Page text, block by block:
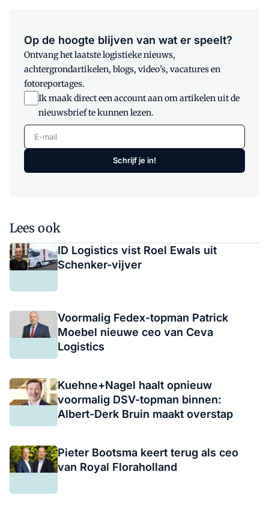
Op de hoogte blijven van wat er speelt?
Ontvang het laatste logistieke nieuws,
achtergrondartikelen, blogs, video’s, vacatures en
fotoreportages.
Ik maak direct een account aan om artikelen uit de
nieuwsbrief te kunnen lezen.
E-mail
Schrijf je in!
Lees ook
ID Logistics vist Roel Ewals uit
Schenker-vijver
Voormalig Fedex-topman Patrick
Moebel nieuwe ceo van Ceva
Logistics
Kuehne+Nagel haalt opnieuw
voormalig DSV-topman binnen:
Albert-Derk Bruin maakt overstap
Pieter Bootsma keert terug als ceo
van Royal Floraholland